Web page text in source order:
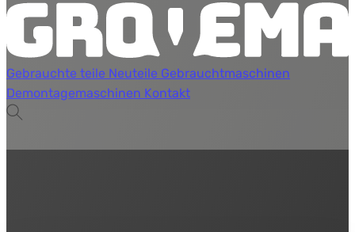
Gebrauchte teileNeuteileGebrauchtmaschinen
DemontagemaschinenKontakt